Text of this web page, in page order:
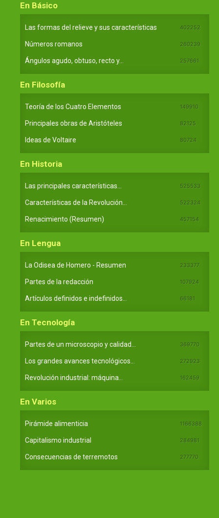
En Básico
Las formas del relieve y sus características 402252
Números romanos 260239
Ángulos agudo, obtuso, recto y... 257661
En Filosofía
Teoría de los Cuatro Elementos 149910
Principales obras de Aristóteles 82125
Ideas de Voltaire 80724
En Historia
Las principales características... 525533
Características de la Revolución... 522324
Renacimiento (Resumen) 457154
En Lengua
La Odisea de Homero - Resumen 233377
Partes de la redacción 107924
Artículos definidos e indefinidos... 66181
En Tecnología
Partes de un microscopio y calidad... 369770
Los grandes avances tecnológicos... 272923
Revolución industrial: máquina... 162459
En Varios
Pirámide alimenticia 1166388
Capitalismo industrial 284981
Consecuencias de terremotos 277770